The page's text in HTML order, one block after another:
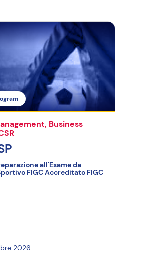
Business
all'Esame da
FIGC Accreditato FIGC
2026